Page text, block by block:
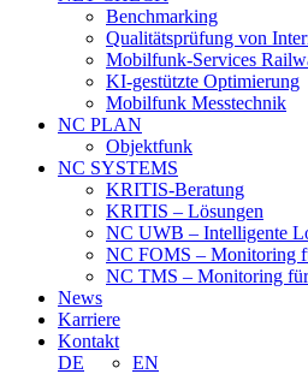
Benchmarking
Qualitätsprüfung von
Mobilfunk-Services
KI-gestützte Optimierung
Mobilfunk Messtechnik
NC PLAN
Objektfunk
NC SYSTEMS
KRITIS-Beratung
KRITIS – Lösungen
NC UWB – Intelligente
NC FOMS – Monitoring
NC TMS – Monitoring
News
Karriere
Kontakt
DE
EN